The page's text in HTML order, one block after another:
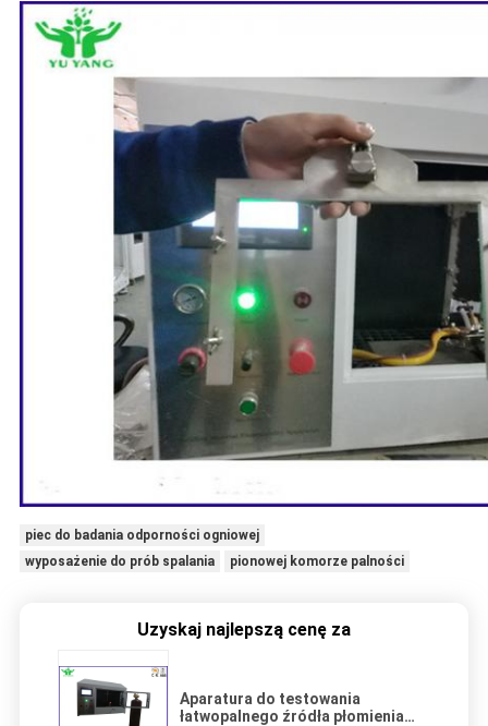
piec do badania odporności ogniowej
wyposażenie do prób spalania
pionowej komorze palności
Uzyskaj najlepszą cenę za
Aparatura do testowania
łatwopalnego źródła płomienia